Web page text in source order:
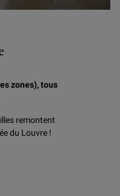
zones), tous
remontent
du Louvre !